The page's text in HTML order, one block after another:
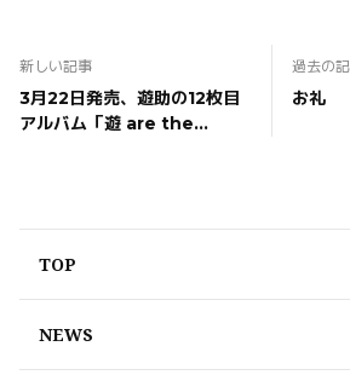
新しい記事
3月22日発売、遊助の12枚目
アルバム「遊 are the
に先行配信開始！
過去の
お礼
TOP
NEWS